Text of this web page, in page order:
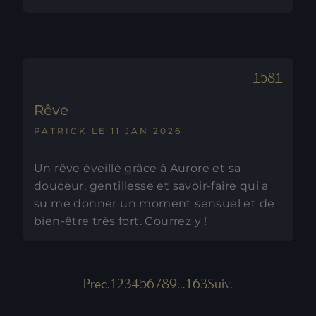
Rêve
PATRICK LE 11 JAN 2026
Un rêve éveillé grâce à Aurore et sa
douceur, gentillesse et savoir-faire qui a
su me donner un moment sensuel et de
bien-être très fort. Courrez y !
Prec.123456789…163Suiv.